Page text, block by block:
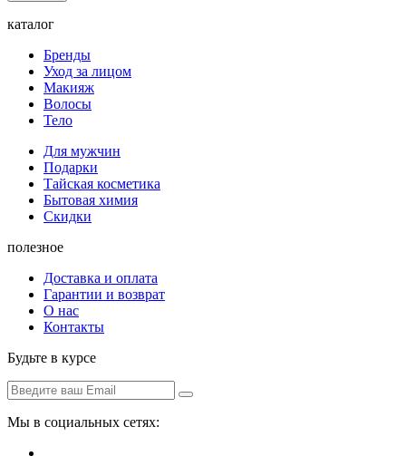
каталог
Бренды
Уход за лицом
Макияж
Волосы
Тело
Для мужчин
Подарки
Тайская косметика
Бытовая химия
Скидки
полезное
Доставка и оплата
Гарантии и возврат
О нас
Контакты
Будьте в курсе
Мы в социальных сетях: